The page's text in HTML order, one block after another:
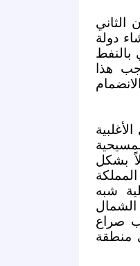
الثاني
دولة
هذا
بشكل
أهلية شبه
الشمال
صراع
منطقة